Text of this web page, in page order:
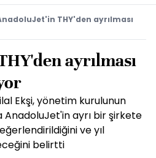
THY'den ayrılması
ayrılması
Ekşi, yönetim kurulunun
ayrı bir şirkete
ve yıl
belirtti